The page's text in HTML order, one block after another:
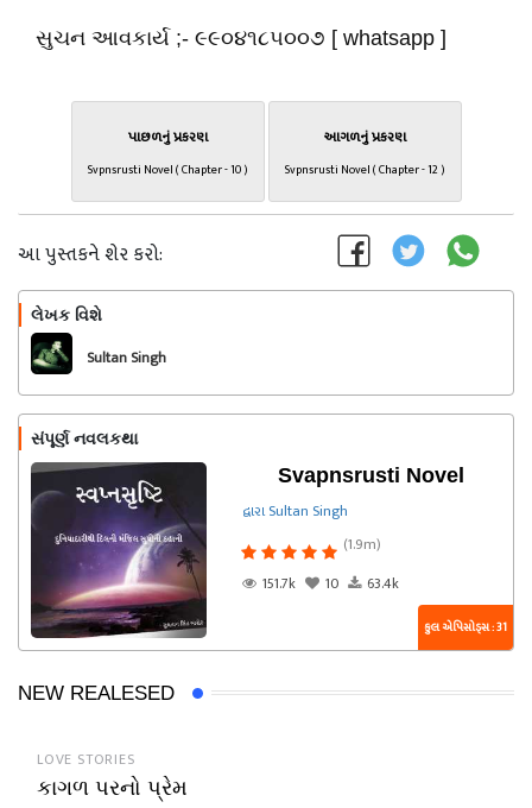
સુચન આવકાર્ય ;- ૯૯૦૪૧૮૫૦૦૭ [ whatsapp ]
પાછળનું પ્રકરણ
Svpnsrusti Novel ( Chapter - 10 )
આગળનું પ્રકરણ
Svpnsrusti Novel ( Chapter - 12 )
આ પુસ્તકને શેર કરો:
લેખક વિશે
Sultan Singh
સંપૂર્ણ નવલકથા
Svapnsrusti Novel
દ્વારા Sultan Singh
(1.9m)
151.7k
10 63.4k
કુલ એપિસોડ્સ : 31
NEW REALESED
LOVE STORIES
કાગળ પરનો પ્રેમ